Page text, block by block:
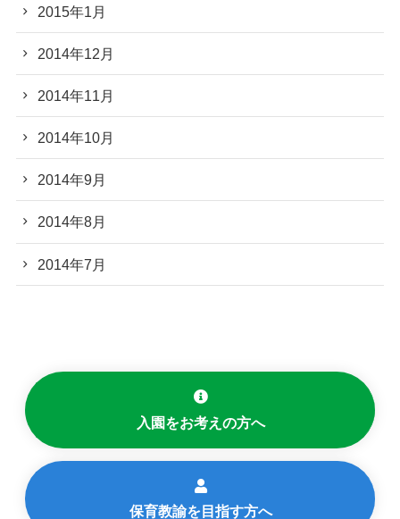
2015年1月
2014年12月
2014年11月
2014年10月
2014年9月
2014年8月
2014年7月
入園をお考えの方へ
保育教諭を目指す方へ